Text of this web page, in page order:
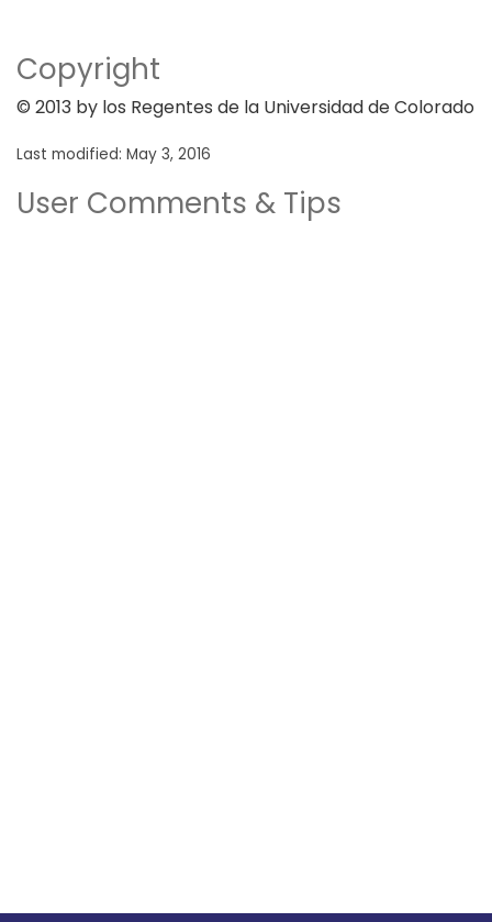
Copyright
© 2013 by los Regentes de la Universidad de Colorado
Last modified: May 3, 2016
User Comments & Tips